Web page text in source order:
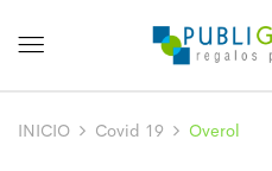
INICIO Covid 19 Overol